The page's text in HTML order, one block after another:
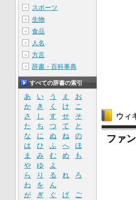
ウィ
ファ
＋ スポーツ
＋ 生物
＋ 食品
＋ 人名
＋ 方言
＋ 辞書・百科事典
すべての辞書の索引
あ い う え
お
か
き く け
こ
さ
し す せ
そ
た
ち つ て
と
な
に ぬ ね
の
は
ひ ふ へ
ほ
ま
み む め
も
や
ゆ
よ
ら
り る れ
ろ
わ
を
ん
が
ぎ ぐ げ
ご